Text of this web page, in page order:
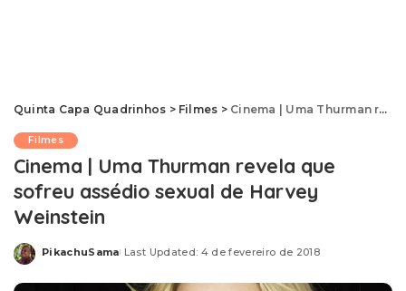
Quinta Capa Quadrinhos > Filmes > Cinema | Uma Thurman revela que sofreu assédio sexual de Harvey Weinstein
Filmes
Cinema | Uma Thurman revela que
sofreu assédio sexual de Harvey
Weinstein
Posted
PikachuSama Last Updated: 4 de fevereiro de 2018